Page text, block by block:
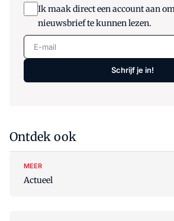
Ik maak direct een account aan
nieuwsbrief te kunnen lezen.
E-mail
Schrijf je in!
Ontdek ook
MEER
Actueel